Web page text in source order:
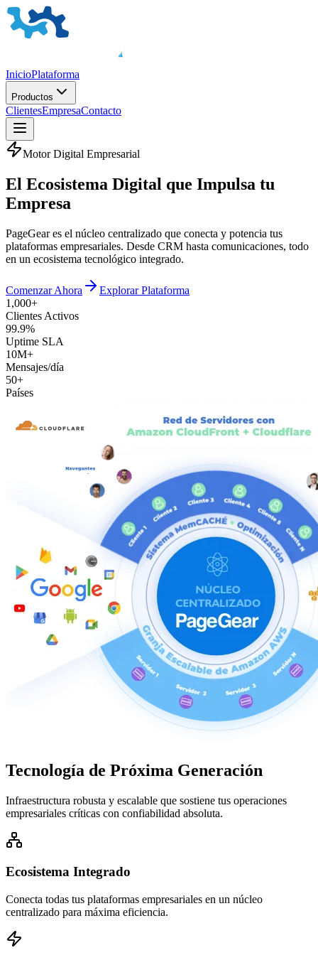
InicioPlataforma
Productos
ClientesEmpresaContacto
Motor Digital Empresarial
El Ecosistema Digital que Impulsa tu
Empresa
PageGear es el núcleo centralizado que conecta y potencia tus
plataformas empresariales. Desde CRM hasta comunicaciones, todo
en un ecosistema tecnológico integrado.
Comenzar Ahora
Explorar Plataforma
1,000+
Clientes Activos
99.9%
Uptime SLA
10M+
Mensajes/día
50+
Países
Tecnología de Próxima Generación
Infraestructura robusta y escalable que sostiene tus operaciones
empresariales críticas con confiabilidad absoluta.
Ecosistema Integrado
Conecta todas tus plataformas empresariales en un núcleo
centralizado para máxima eficiencia.